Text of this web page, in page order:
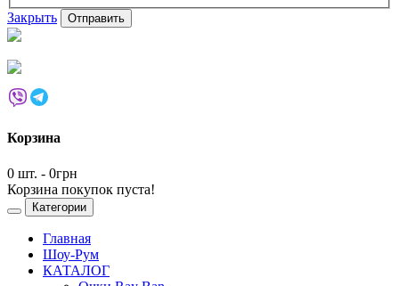
Закрыть
Корзина
0 шт. - 0грн
Корзина покупок пуста!
Категории
Главная
Шоу-Рум
КАТАЛОГ